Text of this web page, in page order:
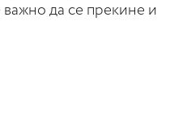
да се прекине и